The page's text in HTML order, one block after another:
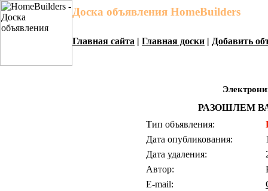
Доска объявления HomeBuilders
Главная сайта | Главная доски | Добавить
РАЗОШЛЕМ
Тип объявления:
Дата опубликования:
Дата удаления:
Автор:
E-mail: